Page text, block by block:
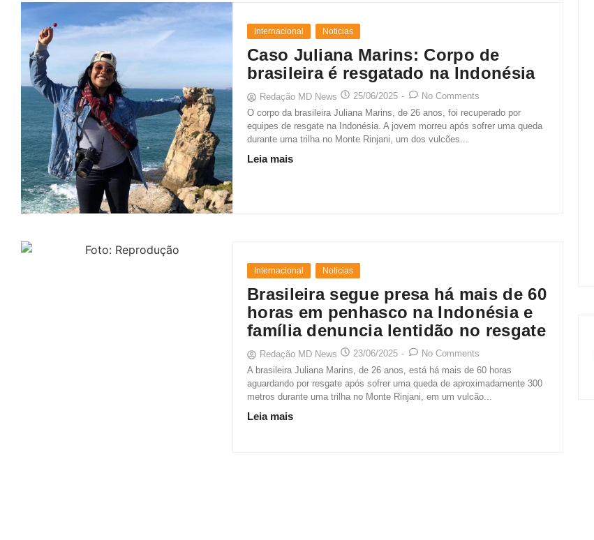
Internacional Noticias
Caso Juliana Marins: Corpo de
brasileira é resgatado na Indonésia
Redação MD News 25/06/2025 -
No Comments
O corpo da brasileira Juliana Marins, de 26 anos, foi recuperado por
equipes de resgate na Indonésia. A jovem morreu após sofrer uma queda
durante uma trilha no Monte Rinjani, um dos vulcões...
Leia mais
Internacional Noticias
Brasileira segue presa há mais de 60
horas em penhasco na Indonésia e
família denuncia lentidão no resgate
Redação MD News 23/06/2025 -
No Comments
A brasileira Juliana Marins, de 26 anos, está há mais de 60 horas
aguardando por resgate após sofrer uma queda de aproximadamente 300
metros durante uma trilha no Monte Rinjani, em um vulcão...
Leia mais